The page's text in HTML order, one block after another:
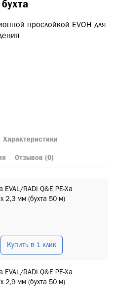
прослойкой EVOH для
Характеристики
Отзывов (0)
EVAL/RADI Q&E PE-Xa
2,3 мм (бухта 50 м)
Купить в 1 клик
EVAL/RADI Q&E PE-Xa
2,9 мм (бухта 50 м)